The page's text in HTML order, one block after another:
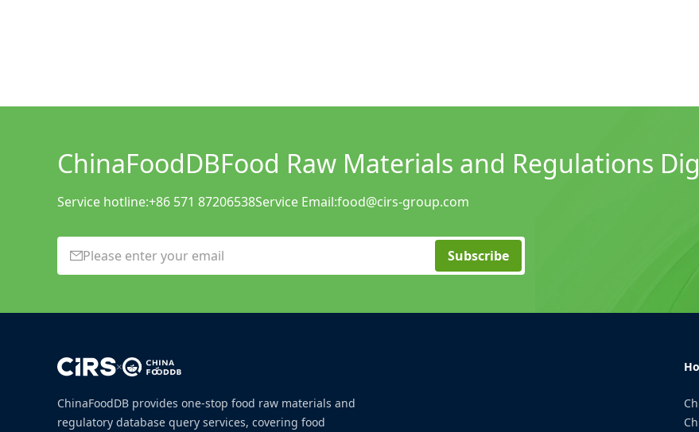
ChinaFoodDBFood Raw Materials and Regulations
Service hotline:+86 571 87206538Service Email:food@cirs-group.com
Subscribe
×
ChinaFoodDB provides one-stop food raw materials and
regulatory database query services, covering food